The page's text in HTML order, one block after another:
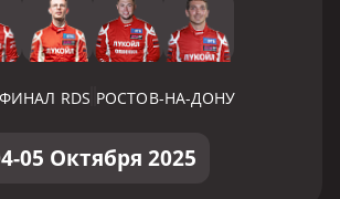
RDS РОСТОВ-НА-ДОНУ
05 Октября 2025